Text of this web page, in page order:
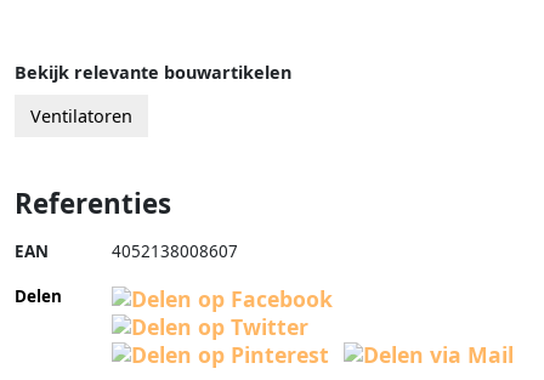
Bekijk relevante bouwartikelen
Ventilatoren
Referenties
EAN 4052138008607
Delen